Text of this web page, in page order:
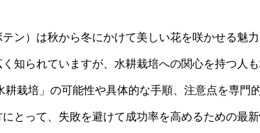
ン）は秋から冬にかけて美しい花を咲かせる魅
知られていますが、水耕栽培への関心を持つ人
耕栽培」の可能性や具体的な手順、注意点を専門
とって、失敗を避けて成功率を高めるための最